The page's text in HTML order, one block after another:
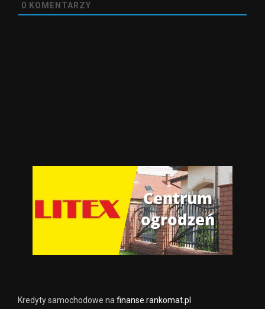
0 KOMENTARZY
Kredyty samochodowe na finanse.rankomat.pl